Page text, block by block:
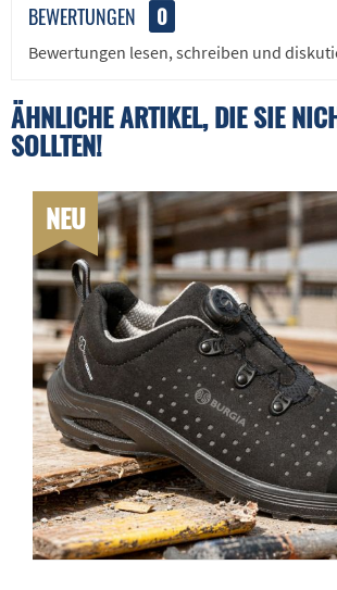
BEWERTUNGEN 0
Bewertungen lesen, schreiben und
ÄHNLICHE ARTIKEL, DIE SIE
SOLLTEN!
NEU